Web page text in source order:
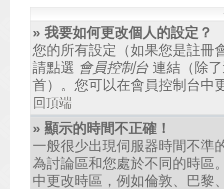
» 我要如何更改個人的設定？
您的所有設定（如果您是註冊
請點選 會員控制台 連結（除
首）。您可以在會員控制台中
回頂端
» 顯示的時間不正確！
一般很少出現伺服器時間不準
為討論區和您處於不同的時區
中更改時區，例如倫敦、巴黎